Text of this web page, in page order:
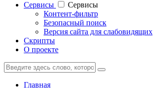
Cервисы
Cервисы
Контент-фильтр
Безопасный поиск
Версия сайта для слабовидящих
Скрипты
О проекте
Главная